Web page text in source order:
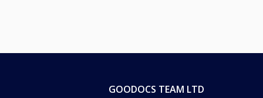
GOODOCS TEAM LTD